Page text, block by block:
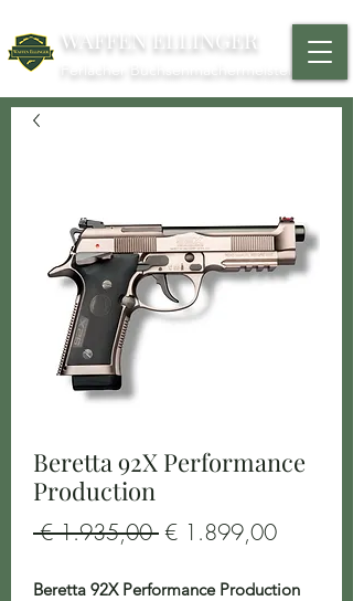
Ferlacher Büchsenmachermeister
WAFFEN ELLINGER
Beretta 92X Performance
Production
€ 1.935,00 Standardpreis
€ 1.899,00Sale-
Beretta 92X Performance Production